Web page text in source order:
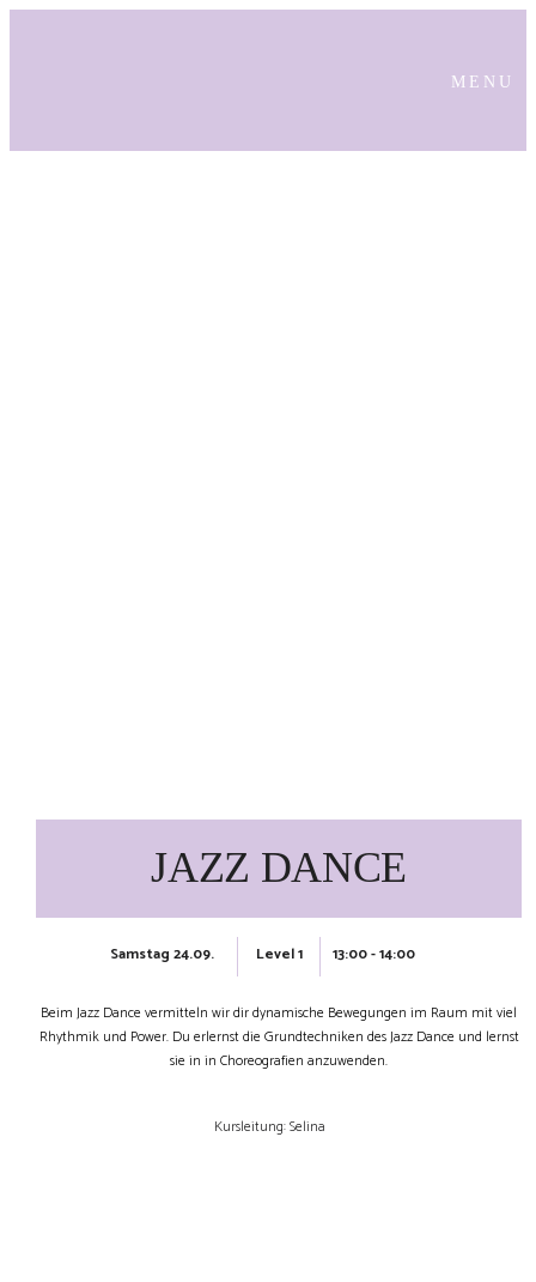
MENU
JAZZ DANCE
Samstag 24.09. 13:00 - 14:00
Level 1
Beim Jazz Dance vermitteln wir dir dynamische Bewegungen im Raum mit viel
Rhythmik und Power. Du erlernst die Grundtechniken des Jazz Dance und lernst
sie in in Choreografien anzuwenden.
Kursleitung: Selina